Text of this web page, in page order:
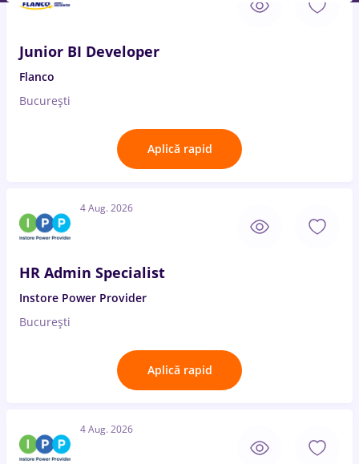
Junior BI Developer
Flanco
București
Aplică rapid
4 Aug. 2026
HR Admin Specialist
Instore Power Provider
București
Aplică rapid
4 Aug. 2026